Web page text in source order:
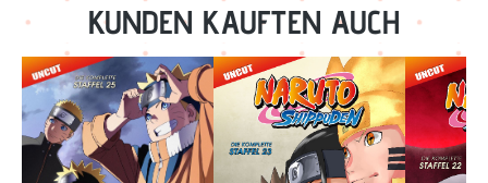
KUNDEN KAUFTEN AUCH